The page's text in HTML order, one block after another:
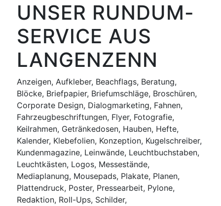
UNSER RUNDUM-
SERVICE AUS
LANGENZENN
Anzeigen, Aufkleber, Beachflags, Beratung,
Blöcke, Briefpapier, Briefumschläge, Broschüren,
Corporate Design, Dialogmarketing, Fahnen,
Fahrzeugbeschriftungen, Flyer, Fotografie,
Keilrahmen, Getränkedosen, Hauben, Hefte,
Kalender, Klebefolien, Konzeption, Kugelschreiber,
Kundenmagazine, Leinwände, Leuchtbuchstaben,
Leuchtkästen, Logos, Messestände,
Mediaplanung, Mousepads, Plakate, Planen,
Plattendruck, Poster, Pressearbeit, Pylone,
Redaktion, Roll-Ups, Schilder,